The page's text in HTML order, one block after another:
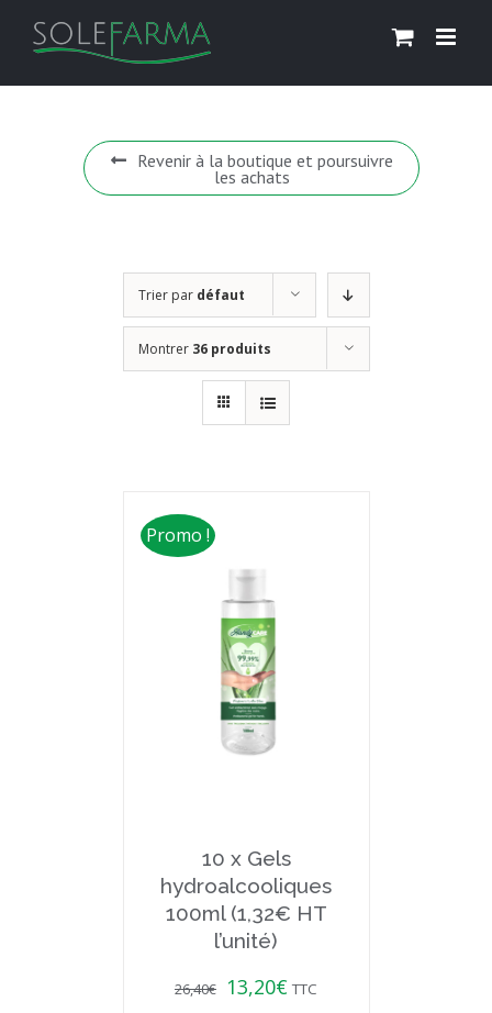
Revenir à la boutique et poursuivre
les achats
Trier par défaut
Montrer 36 produits
Promo !
10 x Gels
hydroalcooliques
100ml (1,32€ HT
l’unité)
26,40€ 13,20€ TTC